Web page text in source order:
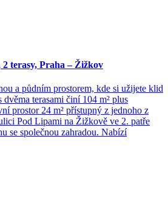
2 terasy, Praha – Žižkov
a půdním prostorem, kde si užijete klid
terasami činí 104 m² plus
prostor 24 m² přístupný z jednoho z
Pod Lipami na Žižkově ve 2. patře
se společnou zahradou. Nabízí